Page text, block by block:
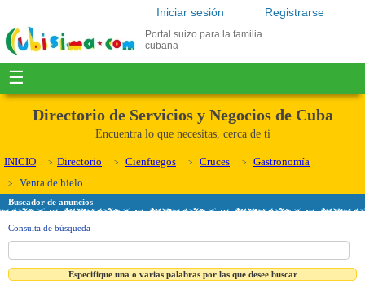
Registrarse
Iniciar sesión
Portal suizo para la familia
cubana
☰
Directorio de Servicios y Negocios de Cuba
Encuentra lo que necesitas, cerca de ti
INICIO Directorio Cienfuegos Cruces
Gastronomía
Venta de hielo
Buscador de anuncios
Consulta de búsqueda
Especifique una o varias palabras por las que desee buscar